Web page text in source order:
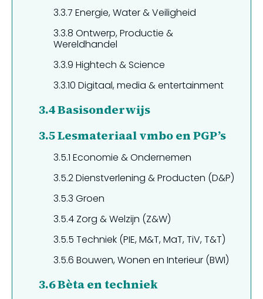
3.3.7 Energie, Water & Veiligheid
3.3.8 Ontwerp, Productie &
Wereldhandel
3.3.9 Hightech & Science
3.3.10 Digitaal, media & entertainment
3.4Basisonderwijs
3.5Lesmateriaal vmbo en PGP’s
3.5.1 Economie & Ondernemen
3.5.2Dienstverlening & Producten (D&P)
3.5.3 Groen
3.5.4 Zorg & Welzijn (Z&W)
3.5.5 Techniek (PIE, M&T, MaT, TiV, T&T)
3.5.6 Bouwen, Wonen en Interieur (BWI)
3.6Bèta en techniek